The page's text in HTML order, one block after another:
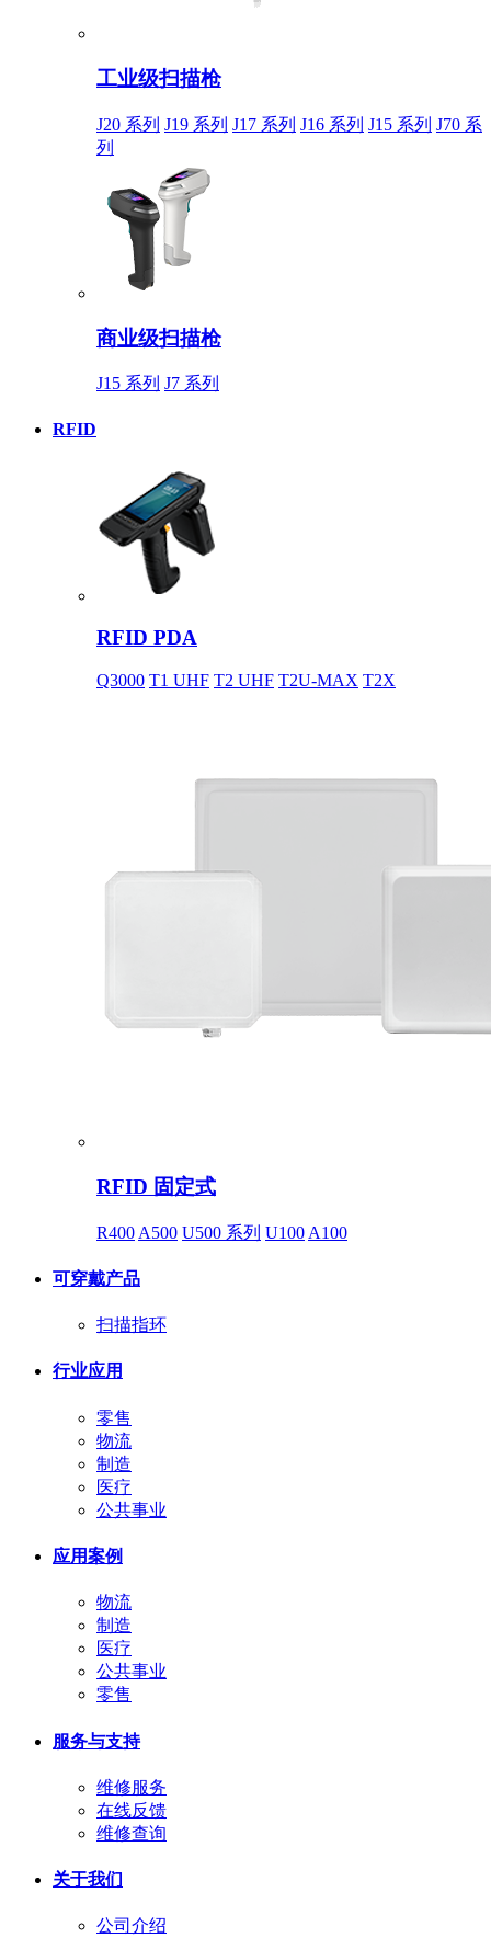
工业级扫描枪
J20 系列 J19 系列 J17 系列 J16 系列 J15 系列 J70 系
列
商业级扫描枪
J15 系列 J7 系列
RFID
RFID PDA
Q3000 T1 UHF T2 UHF T2U-MAX T2X
RFID 固定式
R400 A500 U500 系列 U100 A100
可穿戴产品
扫描指环
行业应用
零售
物流
制造
医疗
公共事业
应用案例
物流
制造
医疗
公共事业
零售
服务与支持
维修服务
在线反馈
维修查询
关于我们
公司介绍